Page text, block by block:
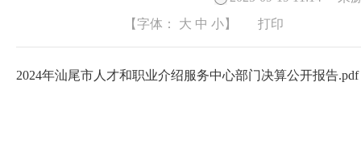
【字体： 大 中 小】 打印
2024年汕尾市人才和职业介绍服务中心部门决算公开报告.pdf